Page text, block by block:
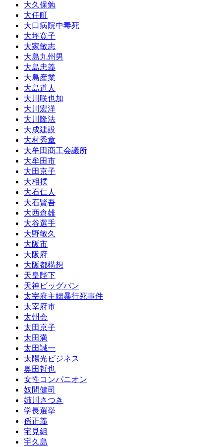
大久保勉
大任町
大口病院中毒死
大坪寛子
大家敏志
大島九州男
大島忠義
大島産業
大島道人
大川咲也加
大川宏洋
大川隆法
大成建設
大村秀章
大牟田商工会議所
大牟田市
大田京子
大相撲
大石仁人
大石賢吾
大西倉雄
大谷選手
大野敏久
大阪市
大阪府
大阪都構想
天皇陛下
天神ビッグバン
太宰府主婦暴行死事件
太宰府市
太州会
太田京子
太田満
太田誠一
太陽光ビジネス
奥田哲也
女性コンパニオン
奴間健司
姉川さつき
学長選挙
孫正義
宅見組
宇久島